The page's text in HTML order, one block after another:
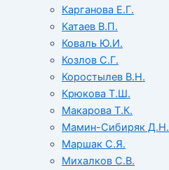
Карганова Е.Г.
Катаев В.П.
Коваль Ю.И.
Козлов С.Г.
Коростылев В.Н.
Крюкова Т.Ш.
Макарова Т.К.
Мамин-Сибиряк Д.Н.
Маршак С.Я.
Михалков С.В.